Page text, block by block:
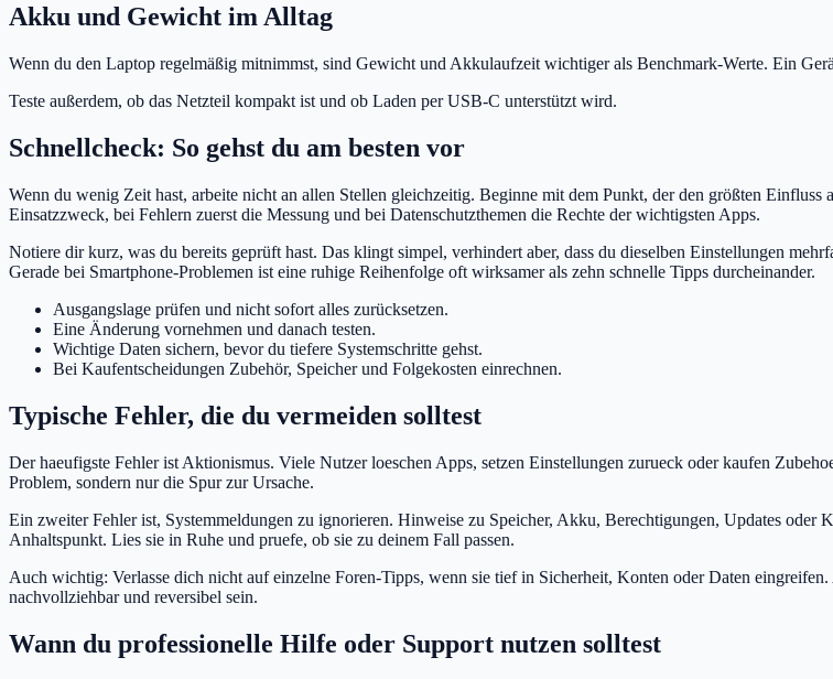
Akku und Gewicht im Alltag
Wenn du den Laptop regelmäßig mitnimmst, sind Gewicht und Akkulaufzeit wichtiger als Benchmark-Werte. Ein
Teste außerdem, ob das Netzteil kompakt ist und ob Laden per USB-C unterstützt wird.
Schnellcheck: So gehst du am besten vor
Wenn du wenig Zeit hast, arbeite nicht an allen Stellen gleichzeitig. Beginne mit dem Punkt, der den größten
Einsatzzweck, bei Fehlern zuerst die Messung und bei Datenschutzthemen die Rechte der wichtigsten Apps.
Notiere dir kurz, was du bereits geprüft hast. Das klingt simpel, verhindert aber, dass du dieselben Einstellungen
Gerade bei Smartphone-Problemen ist eine ruhige Reihenfolge oft wirksamer als zehn schnelle Tipps durcheinander.
Ausgangslage prüfen und nicht sofort alles zurücksetzen.
Eine Änderung vornehmen und danach testen.
Wichtige Daten sichern, bevor du tiefere Systemschritte gehst.
Bei Kaufentscheidungen Zubehör, Speicher und Folgekosten einrechnen.
Typische Fehler, die du vermeiden solltest
Der haeufigste Fehler ist Aktionismus. Viele Nutzer loeschen Apps, setzen Einstellungen zurueck oder kaufen
Problem, sondern nur die Spur zur Ursache.
Ein zweiter Fehler ist, Systemmeldungen zu ignorieren. Hinweise zu Speicher, Akku, Berechtigungen, Updates oder
Anhaltspunkt. Lies sie in Ruhe und pruefe, ob sie zu deinem Fall passen.
Auch wichtig: Verlasse dich nicht auf einzelne Foren-Tipps, wenn sie tief in Sicherheit, Konten oder Daten
nachvollziehbar und reversibel sein.
Wann du professionelle Hilfe oder Support nutzen solltest